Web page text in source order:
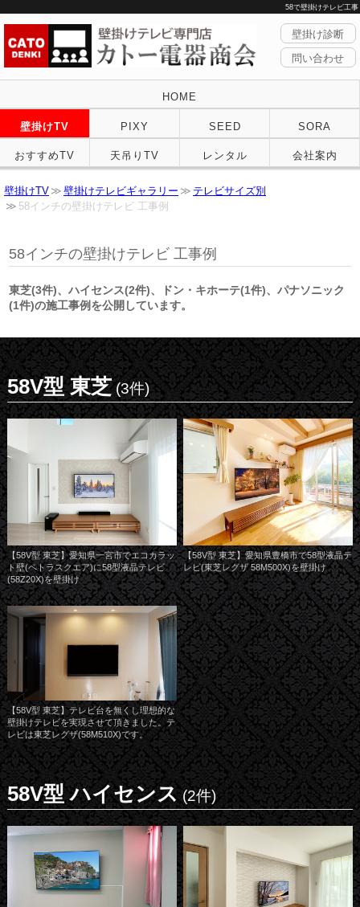
58で壁掛けテレビ工事
壁掛け診断
問い合わせ
HOME
壁掛けTV PIXY SEED SORA
おすすめTV 天吊りTV レンタル 会社案内
壁掛けTV 壁掛けテレビギャラリー
テレビサイズ別
58インチの壁掛けテレビ 工事例
58インチの壁掛けテレビ 工事例
東芝(3件)、ハイセンス(2件)、ドン・キホーテ(1件)、パナソニック
(1件)の施工事例を公開しています。
58V型 東芝(3件)
【58V型 東芝】愛知県一宮市でエコカラッ
ト壁(ペトラスクエア)に58型液晶テレビ
(58Z20X)を壁掛け
【58V型 東芝】愛知県豊橋市で58型液晶テ
レビ(東芝レグザ 58M500X)を壁掛け
【58V型 東芝】テレビ台を無くし理想的な
壁掛けテレビを実現させて頂きました。テ
レビは東芝レグザ(58M510X)です。
58V型 ハイセンス(2件)